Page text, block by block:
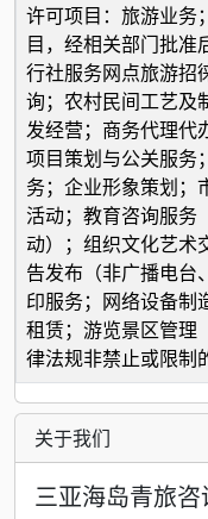
许可项目：旅游业务
目，经相关部门批准
行社服务网点旅游招
询；农村民间工艺及
发经营；商务代理代
项目策划与公关服务
务；企业形象策划；
活动；教育咨询服务
动）；组织文化艺术
告发布（非广播电台
印服务；网络设备制
租赁；游览景区管理
律法规非禁止或限制
关于我们
三亚海岛青旅